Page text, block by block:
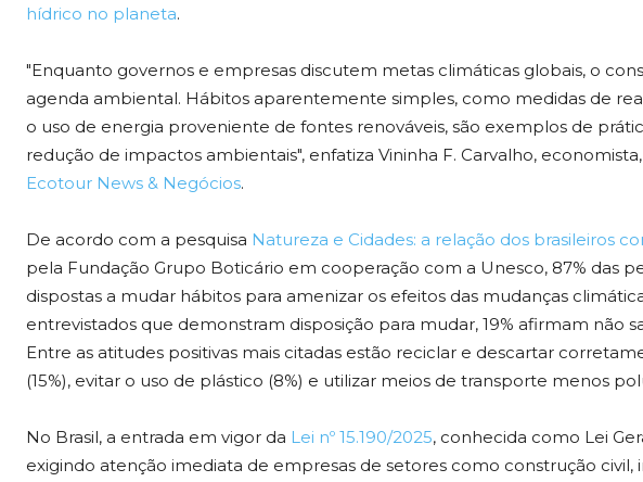
hídrico no planeta.
"Enquanto governos e empresas discutem metas climáticas globais, o
agenda ambiental. Hábitos aparentemente simples, como medidas de
o uso de energia proveniente de fontes renováveis, são exemplos de
redução de impactos ambientais", enfatiza Vininha F. Carvalho,
Ecotour News & Negócios.
De acordo com a pesquisa Natureza e Cidades: a relação dos brasileiros
pela Fundação Grupo Boticário em cooperação com a Unesco, 87% das
dispostas a mudar hábitos para amenizar os efeitos das mudanças
entrevistados que demonstram disposição para mudar, 19% afirmam não
Entre as atitudes positivas mais citadas estão reciclar e descartar
(15%), evitar o uso de plástico (8%) e utilizar meios de transporte menos
No Brasil, a entrada em vigor da Lei nº 15.190/2025, conhecida como Lei
exigindo atenção imediata de empresas de setores como construção civil,